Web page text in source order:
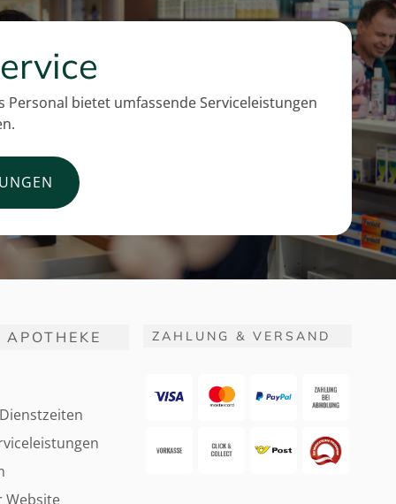
Personal bietet umfassende Serviceleistungen
APOTHEKE
Website
ZAHLUNG & VERSAND